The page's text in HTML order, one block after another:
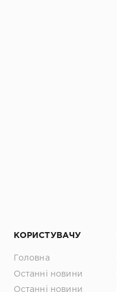
КОРИСТУВАЧУ
Головна
Останні новини
Останні новини